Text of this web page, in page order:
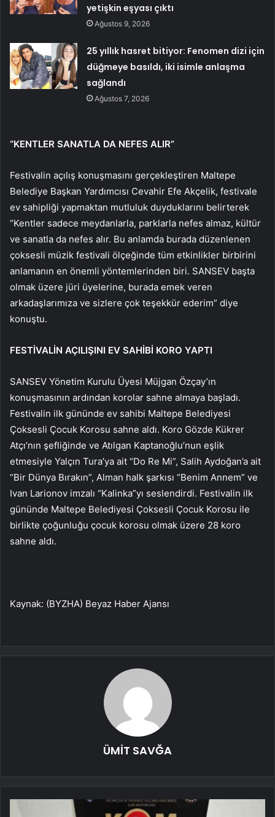
yetişkin eşyası çıktı
Ağustos 9, 2026
25 yıllık hasret bitiyor: Fenomen dizi için
düğmeye basıldı, iki isimle anlaşma
sağlandı
Ağustos 7, 2026
“KENTLER SANATLA DA NEFES ALIR”
Festivalin açılış konuşmasını gerçekleştiren Maltepe
Belediye Başkan Yardımcısı Cevahir Efe Akçelik, festivale
ev sahipliği yapmaktan mutluluk duyduklarını belirterek
“Kentler sadece meydanlarla, parklarla nefes almaz, kültür
ve sanatla da nefes alır. Bu anlamda burada düzenlenen
çoksesli müzik festivali ölçeğinde tüm etkinlikler birbirini
anlamanın en önemli yöntemlerinden biri. SANSEV başta
olmak üzere jüri üyelerine, burada emek veren
arkadaşlarımıza ve sizlere çok teşekkür ederim” diye
konuştu.
FESTİVALİN AÇILIŞINI EV SAHİBİ KORO YAPTI
SANSEV Yönetim Kurulu Üyesi Müjgan Özçay’ın
konuşmasının ardından korolar sahne almaya başladı.
Festivalin ilk gününde ev sahibi Maltepe Belediyesi
Çoksesli Çocuk Korosu sahne aldı. Koro Gözde Kükrer
Atçı’nın şefliğinde ve Atılgan Kaptanoğlu’nun eşlik
etmesiyle Yalçın Tura’ya ait “Do Re Mi”, Salih Aydoğan’a ait
“Bir Dünya Bırakın”, Alman halk şarkısı “Benim Annem” ve
Ivan Larionov imzalı “Kalinka”yı seslendirdi. Festivalin ilk
gününde Maltepe Belediyesi Çoksesli Çocuk Korosu ile
birlikte çoğunluğu çocuk korosu olmak üzere 28 koro
sahne aldı.
Kaynak: (BYZHA) Beyaz Haber Ajansı
ÜMİT SAVĞA